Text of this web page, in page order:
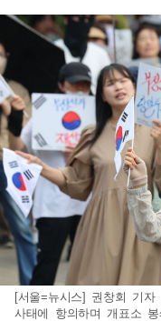
[서울=뉴시스] 권창회 기
사태에 항의하며 개표소